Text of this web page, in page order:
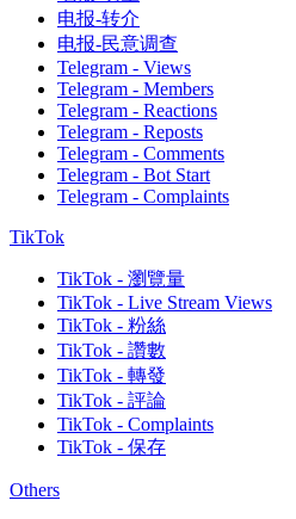
电报-转介
电报-民意调查
Telegram - Views
Telegram - Members
Telegram - Reactions
Telegram - Reposts
Telegram - Comments
Telegram - Bot Start
Telegram - Complaints
TikTok
TikTok - 瀏覽量
TikTok - Live Stream Views
TikTok - 粉絲
TikTok - 讚數
TikTok - 轉發
TikTok - 評論
TikTok - Complaints
TikTok - 保存
Others